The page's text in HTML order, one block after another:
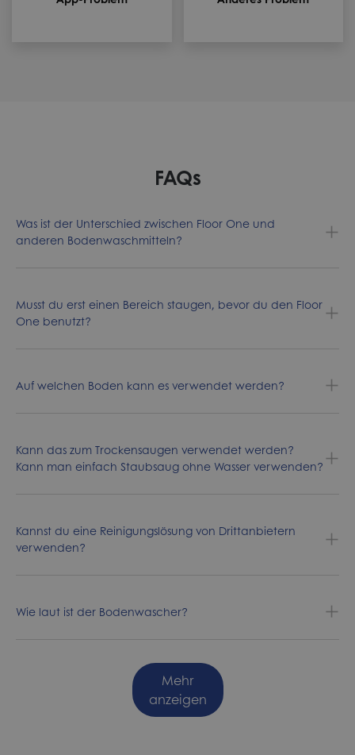
FAQs
Was ist der Unterschied zwischen Floor One und
anderen Bodenwaschmitteln?
Musst du erst einen Bereich staugen, bevor du den Floor
One benutzt?
Auf welchen Boden kann es verwendet werden?
Kann das zum Trockensaugen verwendet werden?
Kann man einfach Staubsaug ohne Wasser verwenden?
Kannst du eine Reinigungslösung von Drittanbietern
verwenden?
Wie laut ist der Bodenwascher?
Mehr
anzeigen